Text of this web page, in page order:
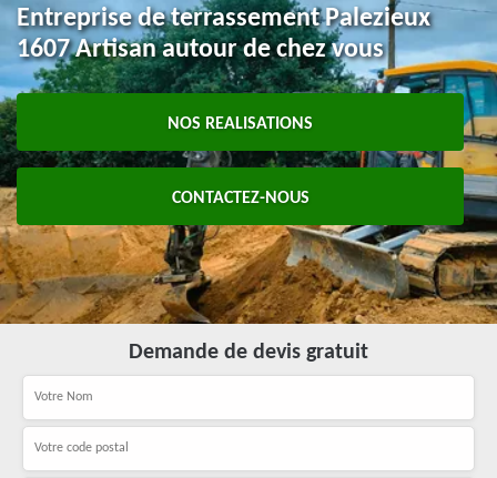
Entreprise de terrassement Palezieux
1607 Artisan autour de chez vous
NOS REALISATIONS
CONTACTEZ-NOUS
Demande de devis gratuit